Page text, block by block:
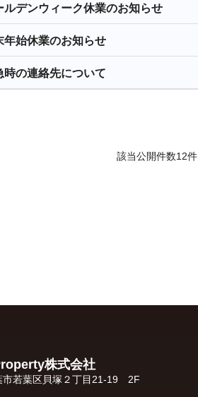
ルデンウィーク休業のお知らせ
年始休業のお知らせ
時の連絡先について
該当公開件数12件
株式会社
市若葉区貝塚２丁目21-19 2F